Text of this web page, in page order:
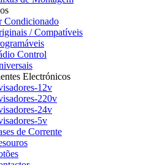
Condicionado
/ Compatíveis
Control
Electrónicos
12v
220v
24v
5v
de Corrente